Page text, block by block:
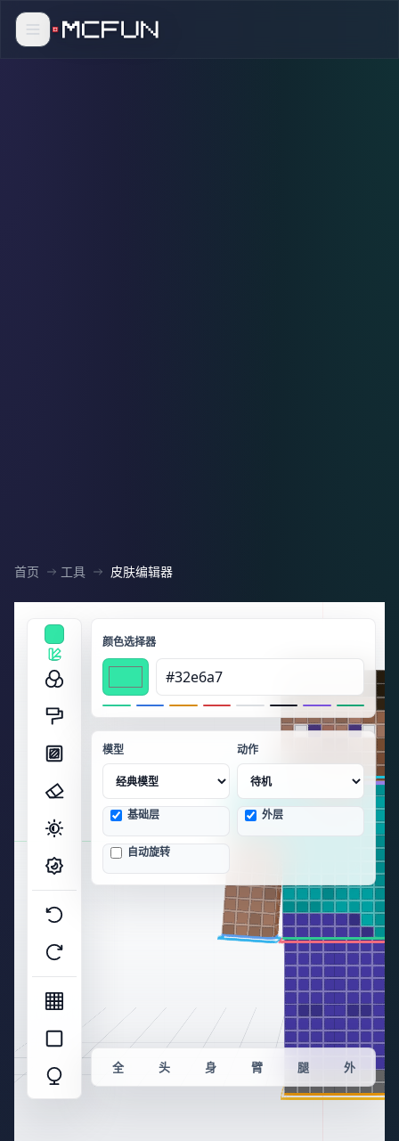
首页 工具 皮肤编辑器
全 头 身 臂 腿 外
颜色选择器
模型 动作
基础层 外层
自动旋转